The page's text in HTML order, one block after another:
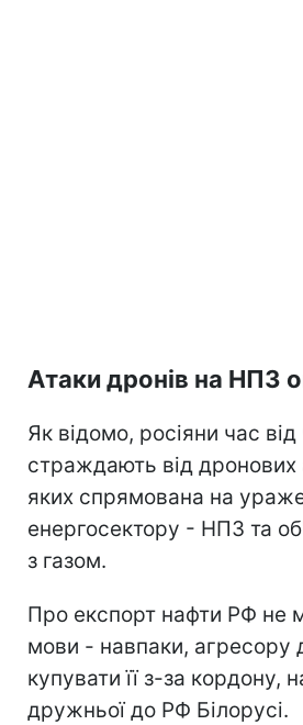
Атаки дронів на НПЗ
Як відомо, росіяни час від
страждають від дронових
яких спрямована на
енергосектору - НПЗ та
з газом.
Про експорт нафти РФ не
мови - навпаки, агресору
купувати її з-за кордону,
дружньої до РФ Білорусі.